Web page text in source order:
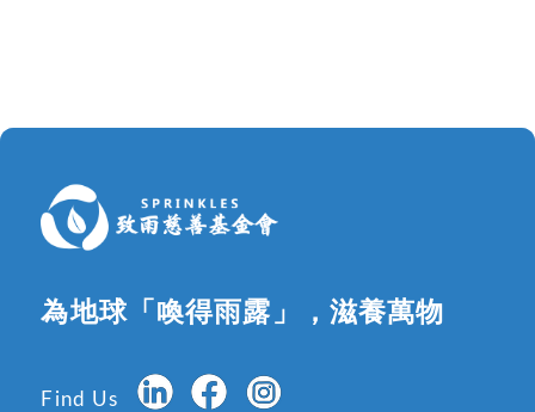
為地球「喚得雨露」，滋養萬物
Find Us